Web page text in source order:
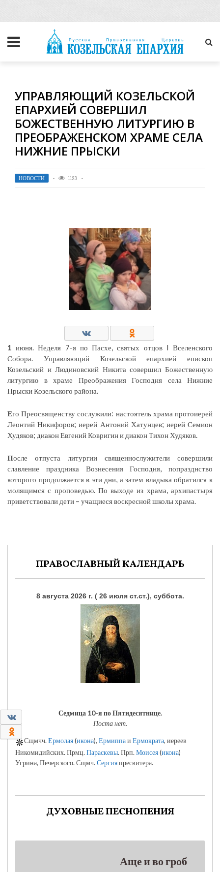
УПРАВЛЯЮЩИЙ КОЗЕЛЬСКОЙ
ЕПАРХИЕЙ СОВЕРШИЛ
БОЖЕСТВЕННУЮ ЛИТУРГИЮ В
ПРЕОБРАЖЕНСКОМ ХРАМЕ СЕЛА
НИЖНИЕ ПРЫСКИ
НОВОСТИ 1123
1 июня. Неделя 7-я по Пасхе, святых отцов I Вселенского
Собора. Управляющий Козельской епархией епископ
Козельский и Людиновский Никита совершил Божественную
литургию в храме Преображения Господня села Нижние
Прыски Козельского района.
Его Преосвященству сослужили: настоятель храма протоиерей
Леонтий Никифоров; иерей Антоний Хатунцев; иерей Семион
Худяков; диакон Евгений Ковригин и диакон Тихон Худяков.
После отпуста литургии священнослужители совершили
славление праздника Вознесения Господня, попразднство
которого продолжается в эти дни, а затем владыка обратился к
молящимся с проповедью. По выходе из храма, архипастыря
приветствовали дети – учащиеся воскресной школы храма.
ПРАВОСЛАВНЫЙ КАЛЕНДАРЬ
8 августа 2026 г. ( 26 июля ст.ст.), суббота.
Седмица 10-я по Пятидесятнице.
Поста нет.
Сщмчч.Ермолая(икона), Ермиппаи Ермократа, иереев
Никомидийских. Прмц.Параскевы. Прп.Моисея(икона)
Угрина, Печерского. Сщмч.Сергияпресвитера.
ДУХОВНЫЕ ПЕСНОПЕНИЯ
Аще и во гроб